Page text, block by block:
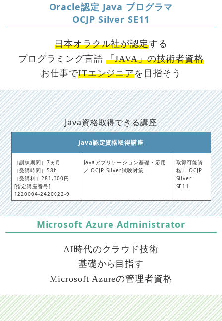
Oracle認定 Java プログラマ
OCJP Silver SE11
日本オラクル社が認定する
プログラミング言語 「JAVA」の技術者資格
お仕事でITエンジニアを目指そう
Java資格取得できる講座
Java認定資格取得講座
［訓練期間］7ヵ月
［受講時間］58h
［受講料］281,300円
[指定講座番号]
1220004-2420022-9
Javaアプリケーション基礎・応用
／ OCJP Silver試験対策
取得可能資
格： OCJP
Silver
SE11
Microsoft Azure Administrator
AI時代のクラウド技術
基礎から目指す
Microsoft Azureの管理者資格